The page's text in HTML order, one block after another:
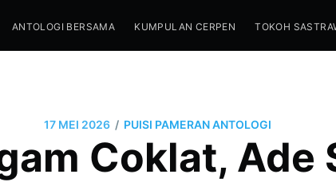
ANTOLOGI BERSAMA KUMPULAN CERPEN TOKOH
17 MEI 2026 / PUISI PAMERAN ANTOLOGI
Coklat, Ade